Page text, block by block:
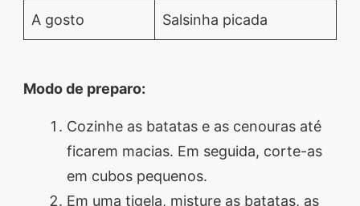
A gosto Salsinha picada
Modo de preparo:
Cozinhe as batatas e as cenouras até
ficarem macias. Em seguida, corte-as
em cubos pequenos.
Em uma tigela, misture as batatas, as